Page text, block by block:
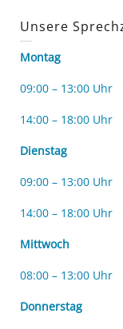
Unsere
Montag
09:00 – 13:00 Uhr
14:00 – 18:00 Uhr
Dienstag
09:00 – 13:00 Uhr
14:00 – 18:00 Uhr
Mittwoch
08:00 – 13:00 Uhr
Donnerstag